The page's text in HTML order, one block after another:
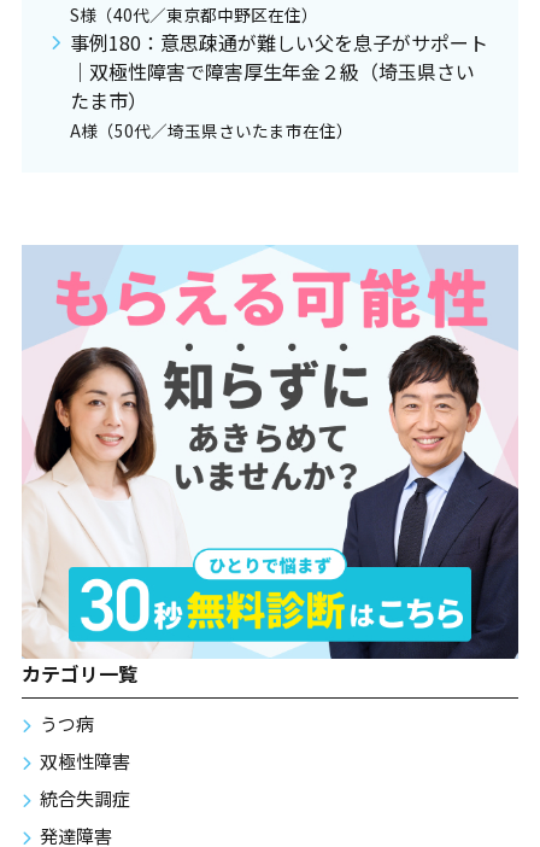
S様（40代／東京都中野区在住）
事例180：意思疎通が難しい父を息子がサポート
｜双極性障害で障害厚生年金２級（埼玉県さい
たま市）
A様（50代／埼玉県さいたま市在住）
カテゴリ一覧
うつ病
双極性障害
統合失調症
発達障害